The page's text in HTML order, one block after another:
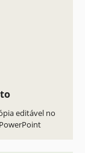
editável no